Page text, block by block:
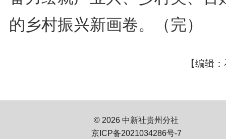
的乡村振兴新画卷。（完）
【编辑
© 2026 中新社贵州分社
京ICP备2021034286号-7